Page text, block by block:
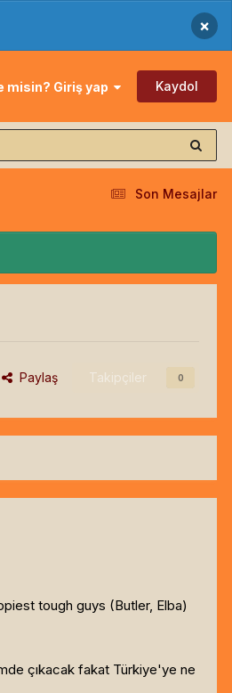
×
misin? Giriş yap Kaydol
Son Mesajlar
Paylaş Takipçiler 0
tough guys (Butler, Elba)
çıkacak fakat Türkiye'ye ne